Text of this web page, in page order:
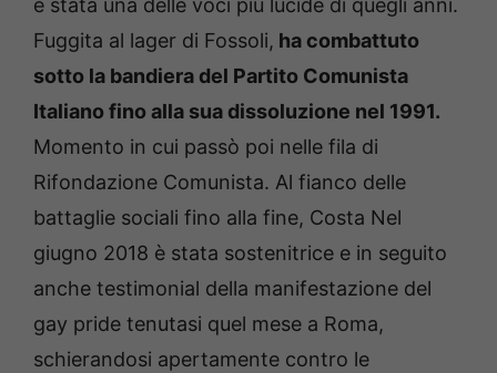
è stata una delle voci più lucide di quegli anni.
Fuggita al lager di Fossoli, ha combattuto
sotto la bandiera del Partito Comunista
Italiano fino alla sua dissoluzione nel 1991.
Momento in cui passò poi nelle fila di
Rifondazione Comunista. Al fianco delle
battaglie sociali fino alla fine, Costa Nel
giugno 2018 è stata sostenitrice e in seguito
anche testimonial della manifestazione del
gay pride tenutasi quel mese a Roma,
schierandosi apertamente contro le